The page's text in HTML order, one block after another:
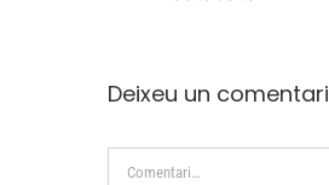
Deixeu un comentari
Comment